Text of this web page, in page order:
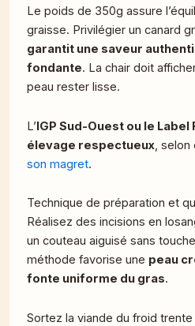
Le poids de 350g assure
graisse. Privilégier un canard
garantit une saveur
fondante. La chair doit
peau rester lisse.
L’IGP Sud-Ouest ou le
élevage respectueux ,
son magret.
Technique de préparation et
Réalisez des incisions en
un couteau aiguisé sans
méthode favorise une peau
fonte uniforme du gras.
Sortez la viande du froid